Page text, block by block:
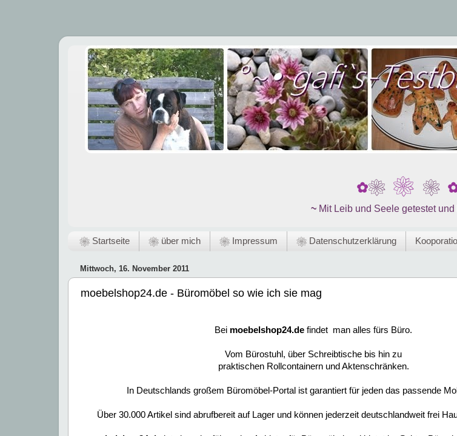
✿❀ ❀ ❀
~ Mit Leib und Seele getestet und
❀ Startseite ❀ über mich ❀ Impressum ❀ Datenschutzerklärung
Mittwoch, 16. November 2011
moebelshop24.de - Büromöbel so wie ich sie mag
Bei moebelshop24.de findet man alles fürs Büro.
Vom Bürostuhl, über Schreibtische bis hin zu
praktischen Rollcontainern und Aktenschränken.
In Deutschlands großem Büromöbel-Portal ist garantiert für jeden das passende
Über 30.000 Artikel sind abrufbereit auf Lager und können jederzeit deutschlandweit frei